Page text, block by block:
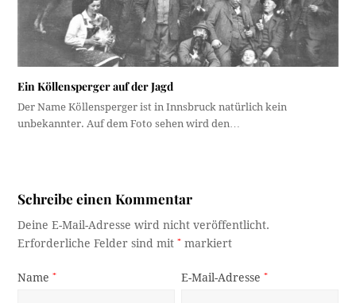
Ein Köllensperger auf der Jagd
Der Name Köllensperger ist in Innsbruck natürlich kein
unbekannter. Auf dem Foto sehen wird den…
Schreibe einen Kommentar
Deine E-Mail-Adresse wird nicht veröffentlicht.
Erforderliche Felder sind mit* markiert
Name* E-Mail-Adresse*